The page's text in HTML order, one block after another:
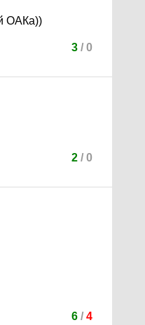
ОАКа))
3/ 0
2/ 0
6/ 4